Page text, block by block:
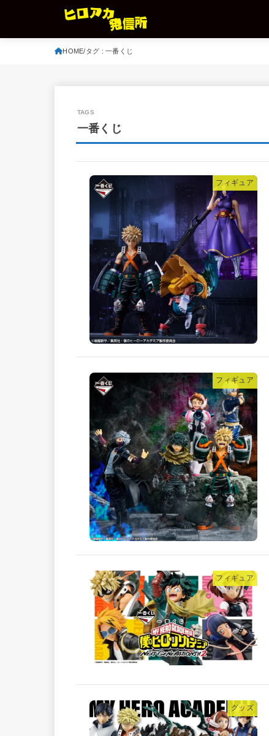
HOME タグ : 一番くじ
一番くじ
フィギュア
フィギュア
フィギュア
グッズ